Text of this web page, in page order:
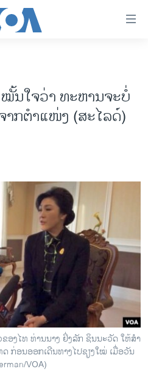
ນໃຈວ່າ ທະຫານຈະບໍ່
າກຕໍາແໜ່ງ (ສະໄລດ໌)
ອງໄທ ທ່ານນາງ ຢິ່ງລັກ ຊິນນະວັດ ໃຫ້ສໍາ
ກ່ອນອອກເດີນທາງໄປຊຽງໃໝ່ ເມື່ອວັນ
VOA)